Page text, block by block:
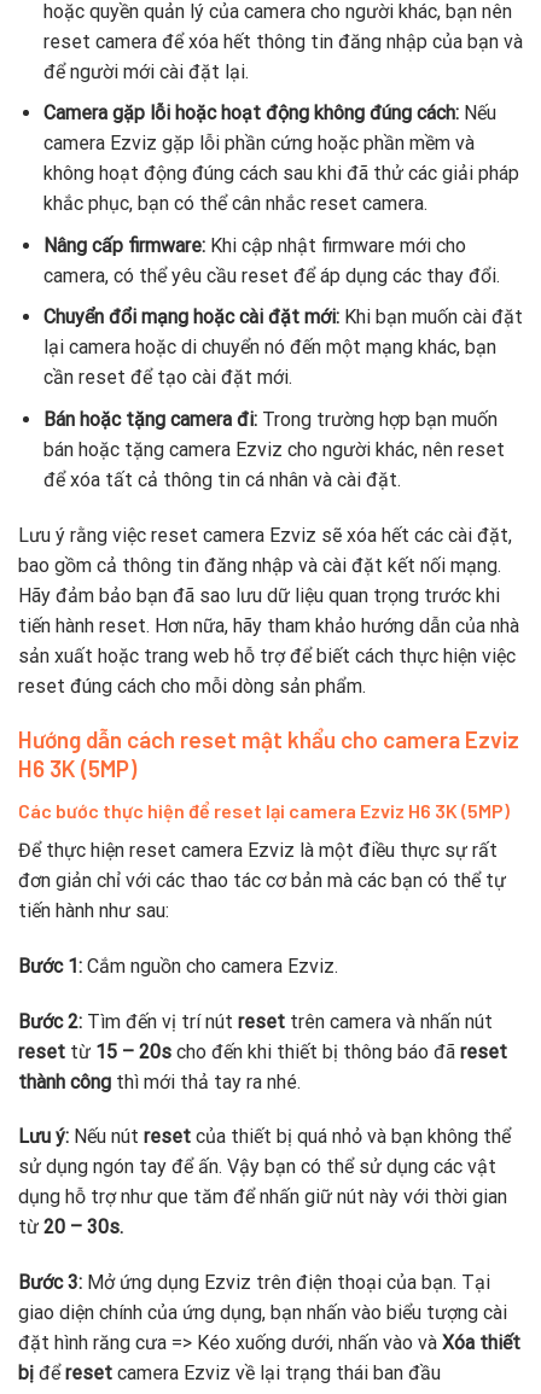
hoặc quyền quản lý của camera cho người khác, bạn nên
reset camera để xóa hết thông tin đăng nhập của bạn và
để người mới cài đặt lại.
Camera gặp lỗi hoặc hoạt động không đúng cách:Nếu
camera Ezviz gặp lỗi phần cứng hoặc phần mềm và
không hoạt động đúng cách sau khi đã thử các giải pháp
khắc phục, bạn có thể cân nhắc reset camera.
Nâng cấp firmware:Khi cập nhật firmware mới cho
camera, có thể yêu cầu reset để áp dụng các thay đổi.
Chuyển đổi mạng hoặc cài đặt mới:Khi bạn muốn cài đặt
lại camera hoặc di chuyển nó đến một mạng khác, bạn
cần reset để tạo cài đặt mới.
Bán hoặc tặng camera đi:Trong trường hợp bạn muốn
bán hoặc tặng camera Ezviz cho người khác, nên reset
để xóa tất cả thông tin cá nhân và cài đặt.
Lưu ý rằng việc reset camera Ezviz sẽ xóa hết các cài đặt,
bao gồm cả thông tin đăng nhập và cài đặt kết nối mạng.
Hãy đảm bảo bạn đã sao lưu dữ liệu quan trọng trước khi
tiến hành reset. Hơn nữa, hãy tham khảo hướng dẫn của nhà
sản xuất hoặc trang web hỗ trợ để biết cách thực hiện việc
reset đúng cách cho mỗi dòng sản phẩm.
Hướng dẫn cách reset mật khẩu cho camera Ezviz
H6 3K (5MP)
Các bước thực hiện để reset lại camera Ezviz H6 3K (5MP)
Để thực hiện reset camera Ezviz là một điều thực sự rất
đơn giản chỉ với các thao tác cơ bản mà các bạn có thể tự
tiến hành như sau:
Bước 1: Cắm nguồn cho camera Ezviz.
Bước 2: Tìm đến vị trí nút reset trên camera và nhấn nút
reset từ 15 – 20s cho đến khi thiết bị thông báo đã reset
thành công thì mới thả tay ra nhé.
Lưu ý: Nếu nút reset của thiết bị quá nhỏ và bạn không thể
sử dụng ngón tay để ấn. Vậy bạn có thể sử dụng các vật
dụng hỗ trợ như que tăm để nhấn giữ nút này với thời gian
từ 20 – 30s.
Bước 3: Mở ứng dụng Ezviz trên điện thoại của bạn. Tại
giao diện chính của ứng dụng, bạn nhấn vào biểu tượng cài
đặt hình răng cưa => Kéo xuống dưới, nhấn vào và Xóa thiết
bị đểreset camera Ezviz về lại trạng thái ban đầu